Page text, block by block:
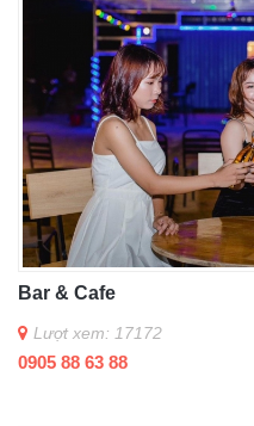
Bar & Cafe
Lượt xem: 17172
0905 88 63 88